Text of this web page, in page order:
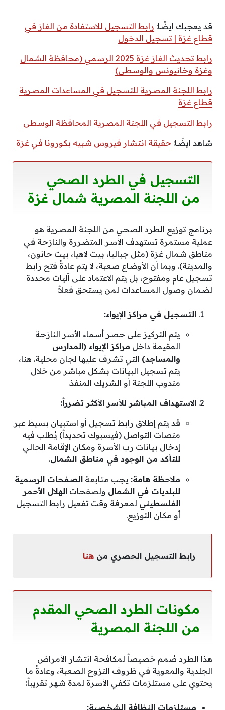
قد يعجبك ايضًا: رابط التسجيل للاستفادة من الغاز في
قطاع غزة | تسجيل الدخول
رابط تحديث الغاز غزة 2025 الرسمي (محافظة الشمال
وغزة وخانيونس والوسطى)
رابط اللجنة المصرية للتسجيل في المساعدات المصرية
قطاع غزة
رابط التسجيل في اللجنة المصرية المحافظة الوسطى
شاهد ايضَا: حقيقة انتشار فيروس شبيه بكورونا في غزة
التسجيل في الطرد الصحي
من اللجنة المصرية شمال غزة
برنامج توزيع الطرد الصحي من اللجنة المصرية هو
عملية مستمرة تستهدف الأسر المتضررة والنازحة في
مناطق شمال غزة (مثل جباليا، بيت لاهيا، بيت حانون،
والمدينة). وبما أن الأوضاع صعبة، لا يتم عادةً فتح رابط
تسجيل عام ومفتوح، بل يتم الاعتماد على آليات محددة
لضمان وصول المساعدات لمن يستحق فعلاً:
التسجيل في مراكز الإيواء:
يتم التركيز على حصر أسماء الأسر النازحة
المقيمة داخل مراكز الإيواء (المدارس
والمساجد) التي تشرف عليها لجان محلية. هنا،
يتم تسجيل البيانات بشكل مباشر من خلال
مندوب اللجنة أو الشريك المنفذ.
الاستهداف المباشر للأسر الأكثر تضرراً:
قد يتم إطلاق رابط تسجيل أو استبيان بسيط عبر
منصات التواصل (فيسبوك تحديداً) يُطلب فيه
إدخال بيانات رب الأسرة ومكان الإقامة الحالي
للتأكد من الوجود في مناطق الشمال.
ملاحظة هامة: يجب متابعة الصفحات الرسمية
للبلديات في الشمال ولصفحات الهلال الأحمر
الفلسطيني لمعرفة وقت تفعيل رابط التسجيل
أو مكان التوزيع.
رابط التسجيل الحصري من هنا
مكونات الطرد الصحي المقدم
من اللجنة المصرية
هذا الطرد صُمم خصيصاً لمكافحة انتشار الأمراض
الجلدية والمعوية في ظروف النزوح الصعبة، وعادةً ما
يحتوي على مستلزمات تكفي الأسرة لمدة شهر تقريباً:
مستلزمات النظافة الشخصية: